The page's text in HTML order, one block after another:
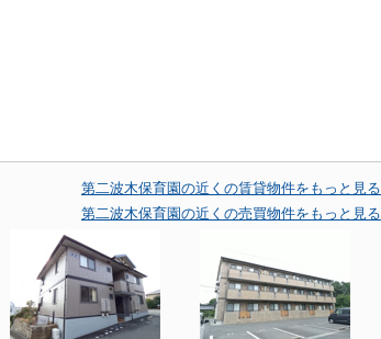
第二波木保育園の近くの賃貸物件をもっと見る
第二波木保育園の近くの売買物件をもっと見る